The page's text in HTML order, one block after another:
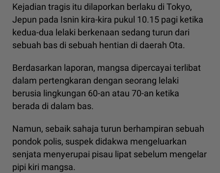
Kejadian tragis itu dilaporkan berlaku di Tokyo,
Jepun pada Isnin kira-kira pukul 10.15 pagi ketika
kedua-dua lelaki berkenaan sedang turun dari
sebuah bas di sebuah hentian di daerah Ota.
Berdasarkan laporan, mangsa dipercayai terlibat
dalam pertengkaran dengan seorang lelaki
berusia lingkungan 60-an atau 70-an ketika
berada di dalam bas.
Namun, sebaik sahaja turun berhampiran sebuah
pondok polis, suspek didakwa mengeluarkan
senjata menyerupai pisau lipat sebelum mengelar
pipi kiri mangsa.